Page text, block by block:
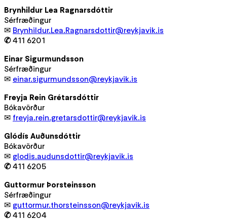
Brynhildur Lea Ragnarsdóttir
Sérfræðingur
✉ Brynhildur.Lea.Ragnarsdottir@reykjavik.is
✆411 6201
Einar Sigurmundsson
Sérfræðingur
✉ einar.sigurmundsson@reykjavik.is
Freyja Rein Grétarsdóttir
Bókavörður
✉ freyja.rein.gretarsdottir@reykjavik.is
Glódís Auðunsdóttir
Bókavörður
✉ glodis.audunsdottir@reykjavik.is
✆411 6205
Guttormur Þorsteinsson
Sérfræðingur
✉ guttormur.thorsteinsson@reykjavik.is
✆411 6204